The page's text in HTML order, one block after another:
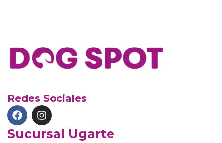
Redes Sociales
Sucursal Ugarte